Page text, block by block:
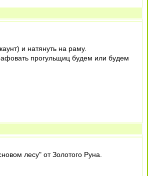
и натянуть на раму.
прогульщиц будем или будем
лесу" от Золотого Руна.